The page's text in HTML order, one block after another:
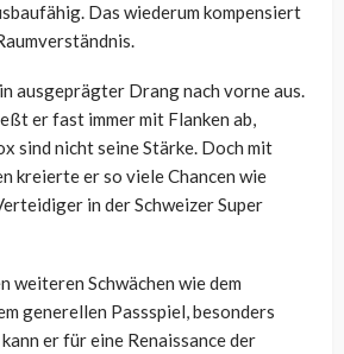
Das wiederum kompensiert
ausgeprägter Drang nach vorne aus.
er fast immer mit Flanken ab,
sind nicht seine Stärke. Doch mit
kreierte er so viele Chancen wie
in der Schweizer Super
weiteren Schwächen wie dem
generellen Passspiel, besonders
er für eine Renaissance der